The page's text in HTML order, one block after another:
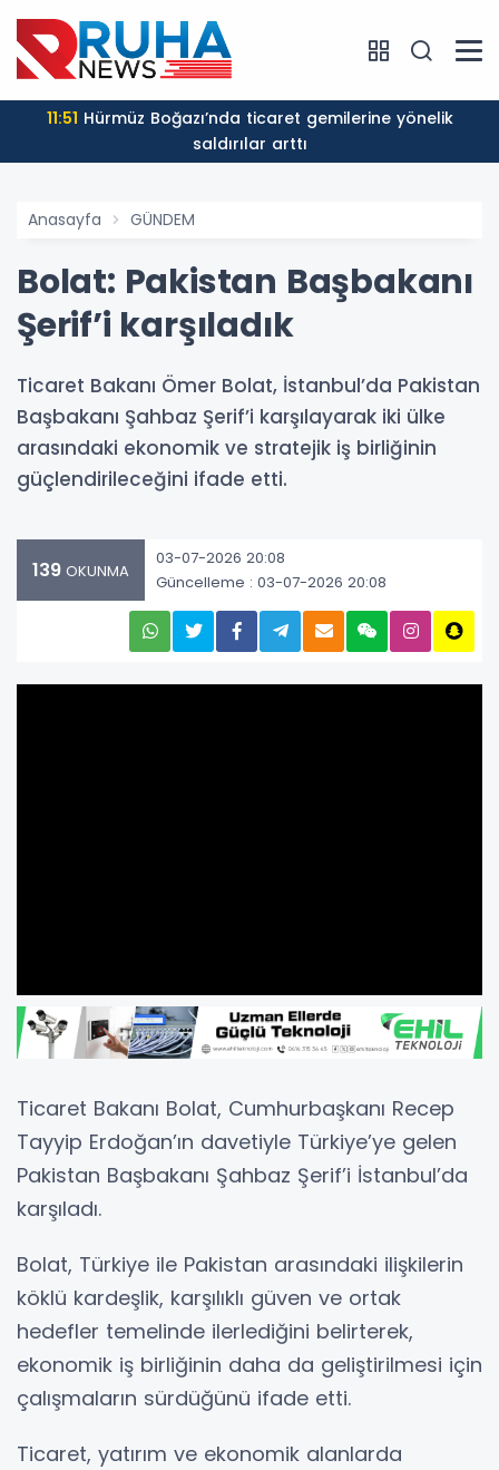
11:51
saldırılar arttı
Anasayfa GÜNDEM
Bolat: Pakistan Başbakanı
Şerif’i karşıladık
Ticaret Bakanı Ömer Bolat, İstanbul’da Pakistan
Başbakanı Şahbaz Şerif’i karşılayarak iki ülke
arasındaki ekonomik ve stratejik iş birliğinin
güçlendirileceğini ifade etti.
139 OKUNMA
03-07-2026 20:08
Güncelleme : 03-07-2026 20:08
Ticaret Bakanı Bolat, Cumhurbaşkanı Recep
Tayyip Erdoğan’ın davetiyle Türkiye’ye gelen
Pakistan Başbakanı Şahbaz Şerif’i İstanbul’da
karşıladı.
Bolat, Türkiye ile Pakistan arasındaki ilişkilerin
köklü kardeşlik, karşılıklı güven ve ortak
hedefler temelinde ilerlediğini belirterek,
ekonomik iş birliğinin daha da geliştirilmesi için
çalışmaların sürdüğünü ifade etti.
Ticaret, yatırım ve ekonomik alanlarda